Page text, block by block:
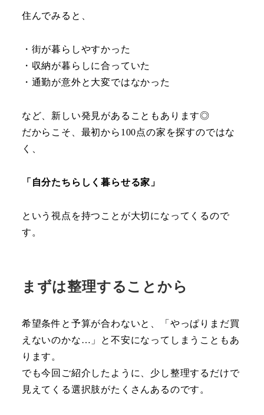
住んでみると、
・街が暮らしやすかった
・収納が暮らしに合っていた
・通勤が意外と大変ではなかった
など、新しい発見があることもあります◎
だからこそ、最初から100点の家を探すのではな
く、
「自分たちらしく暮らせる家」
という視点を持つことが大切になってくるので
す。
まずは整理することから
希望条件と予算が合わないと、「やっぱりまだ買
えないのかな…」と不安になってしまうこともあ
ります。
でも今回ご紹介したように、少し整理するだけで
見えてくる選択肢がたくさんあるのです。